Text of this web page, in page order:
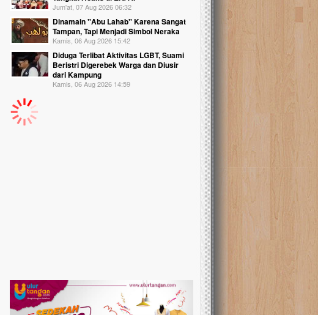
Jum'at, 07 Aug 2026 06:32
Dinamain ''Abu Lahab'' Karena Sangat
Tampan, Tapi Menjadi Simbol Neraka
Kamis, 06 Aug 2026 15:42
Diduga Terlibat Aktivitas LGBT, Suami
Beristri Digerebek Warga dan Diusir
dari Kampung
Kamis, 06 Aug 2026 14:59